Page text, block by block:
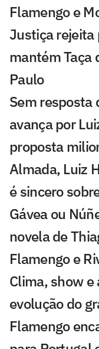
Flamengo e
Justiça rejeita
mantém Taça
Paulo
Sem resposta
avança por
proposta
Almada, Luiz
é sincero
Gávea ou
novela de
Flamengo e
Clima, show
evolução do
Flamengo